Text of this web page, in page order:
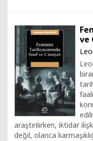
ve
araştırılırken, iktidar
değil, olanca